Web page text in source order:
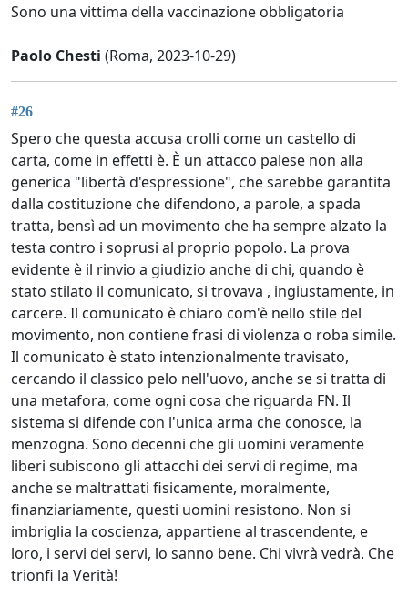
Sono una vittima della vaccinazione obbligatoria
Paolo Chesti (Roma, 2023-10-29)
#26
Spero che questa accusa crolli come un castello di
carta, come in effetti è. È un attacco palese non alla
generica "libertà d'espressione", che sarebbe garantita
dalla costituzione che difendono, a parole, a spada
tratta, bensì ad un movimento che ha sempre alzato la
testa contro i soprusi al proprio popolo. La prova
evidente è il rinvio a giudizio anche di chi, quando è
stato stilato il comunicato, si trovava , ingiustamente, in
carcere. Il comunicato è chiaro com'è nello stile del
movimento, non contiene frasi di violenza o roba simile.
Il comunicato è stato intenzionalmente travisato,
cercando il classico pelo nell'uovo, anche se si tratta di
una metafora, come ogni cosa che riguarda FN. Il
sistema si difende con l'unica arma che conosce, la
menzogna. Sono decenni che gli uomini veramente
liberi subiscono gli attacchi dei servi di regime, ma
anche se maltrattati fisicamente, moralmente,
finanziariamente, questi uomini resistono. Non si
imbriglia la coscienza, appartiene al trascendente, e
loro, i servi dei servi, lo sanno bene. Chi vivrà vedrà. Che
trionfi la Verità!